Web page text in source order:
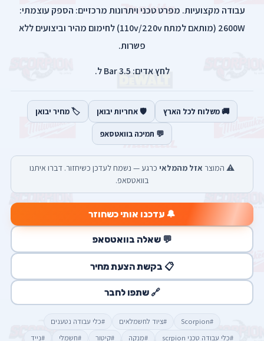
עבודה מקצועיות. מפרט טכני ויתרונות מרכזיים: הספק עוצמתי:
2600W (מותאם למתח 110v/220v) לחימום מהיר וביצועים ללא
פשרות.
לחץ אדים: 3.5 Bar ל.
🚚 משלוח לכל הארץ 🛡️ אחריות יבואן 🏷️ מחיר יבואן
💬 תמיכה בוואטסאפ
⚠️ המוצר אזל מהמלאי כרגע — נשמח לעדכן כשיחזור. דברו איתנו
בוואטסאפ.
🔔 עדכנו אותי כשחוזר
💬 שאלה בוואטסאפ
📋 בקשת הצעת מחיר
🔗 שתפו לחבר
#Scorpion #ציוד לחשמלאים
#כלי עבודה נטענים
#כלי עבודה טכני scrpion
#מנקה #קיטור #חשמלי #נייד